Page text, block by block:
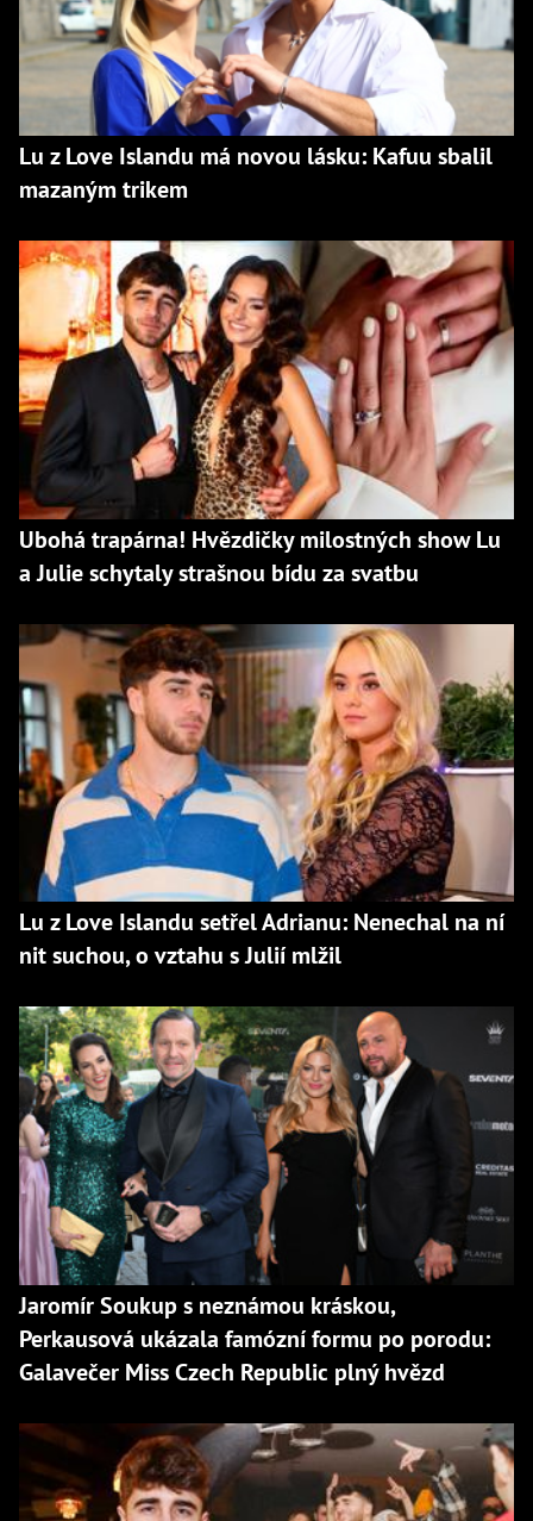
Lu z Love Islandu má novou lásku: Kafuu sbalil
mazaným trikem
Ubohá trapárna! Hvězdičky milostných show Lu
a Julie schytaly strašnou bídu za svatbu
Lu z Love Islandu setřel Adrianu: Nenechal na ní
nit suchou, o vztahu s Julií mlžil
Jaromír Soukup s neznámou kráskou,
Perkausová ukázala famózní formu po porodu:
Galavečer Miss Czech Republic plný hvězd